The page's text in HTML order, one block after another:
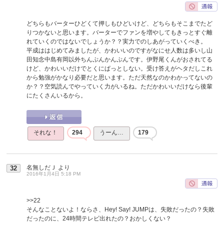
どちらもバーターひどくて押しもひどいけど、どちらもそこまでたど
りつかないと思います。バーターでファンを増やしてもきっとすぐ離
れていくのではないでしょうか？？実力でのしあがっていくべき。
平成ははじめてみましたが、かわいいのですがなにせ人数は多いし山
田知念中島有岡以外ちんぷんかんぷんです。伊野尾くんがおされてる
けど、かわいいだけでとくにぱっとしない。受け答えがヘタだしこれ
から勉強がかなり必要だと思います。ただ天然なのかわかってないの
か？？空気読んでやっていく力がいるね。ただかわいいだけなら後輩
にたくさんいるから。
それな！ 294 うーん… 179
32 名無しだＪ より
2016年1月4日 5:18 PM
>>22
そんなことないよ！ならさ、Hey! Say! JUMPは、失敗だったの？失敗
だったのに、24時間テレビ出れたの？おかしくない？